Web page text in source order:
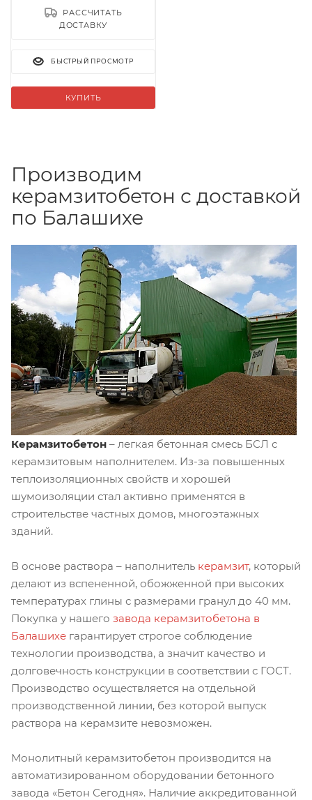
КУПИТЬ
РАССЧИТАТЬ
ДОСТАВКУ
БЫСТРЫЙ ПРОСМОТР
Производим
керамзитобетон с доставкой
по Балашихе
Керамзитобетон – легкая бетонная смесь БСЛ с
керамзитовым наполнителем. Из-за повышенных
теплоизоляционных свойств и хорошей
шумоизоляции стал активно применятся в
строительстве частных домов, многоэтажных
зданий.
В основе раствора – наполнитель керамзит, который
делают из вспененной, обожженной при высоких
температурах глины с размерами гранул до 40 мм.
Покупка у нашего завода керамзитобетона в
Балашихе гарантирует строгое соблюдение
технологии производства, а значит качество и
долговечность конструкции в соответствии с ГОСТ.
Производство осуществляется на отдельной
производственной линии, без которой выпуск
раствора на керамзите невозможен.
Монолитный керамзитобетон производится на
автоматизированном оборудовании бетонного
завода «Бетон Сегодня». Наличие аккредитованной